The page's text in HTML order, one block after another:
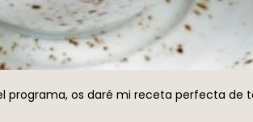
programa, os daré mi receta perfecta de